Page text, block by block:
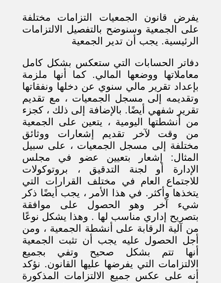
يفرض قانون الجمعيات التزامات مختلفة
على الجمعية وسنوضح بالتفصيل الالتزامات
الرئيسية. يجب أن تدير الجمعية
دفاتر الحسابات التي ستعكس بشكل كامل
معاملاتها ووضعها المالي. كما أنها ملزمة
بإعداد تقرير مالي سنوي عن دخلها ونفقاتها
وتقديمه إلى مسجل الجمعيات ، مع تقديم
تقرير شفهي أيضًا. بالإضافة إلى ذلك ، كجزء
من أنشطتها اليومية ، يتعين على الجمعية
من وقت لآخر تقديم إشعارات ووثائق
مختلفة إلى مسجل الجمعيات ، على سبيل
المثال: إشعار بتعيين عضو في مجلس
الإدارة أو لجنة التدقيق ، بروتوكولات
للاجتماع العام في مختلف القرارات التي
يتخذها وأكثر. في هذا الأمر ، يجب أيضًا ذكر
شيء آخر وهو الحصول على موافقة
بتصريح إداري مناسب لها . وهذا يشكل نوعًا
من آلية الرقابة على أنشطة الجمعية ، ومن
أجل الحصول عليه يجب أن تثبت الجمعية
أنها تتم بشكل صحيح وتفي بجميع
الالتزامات التي يفرضها عليها القانون. نؤكد
أنه على عكس جميع الالتزامات المذكورة